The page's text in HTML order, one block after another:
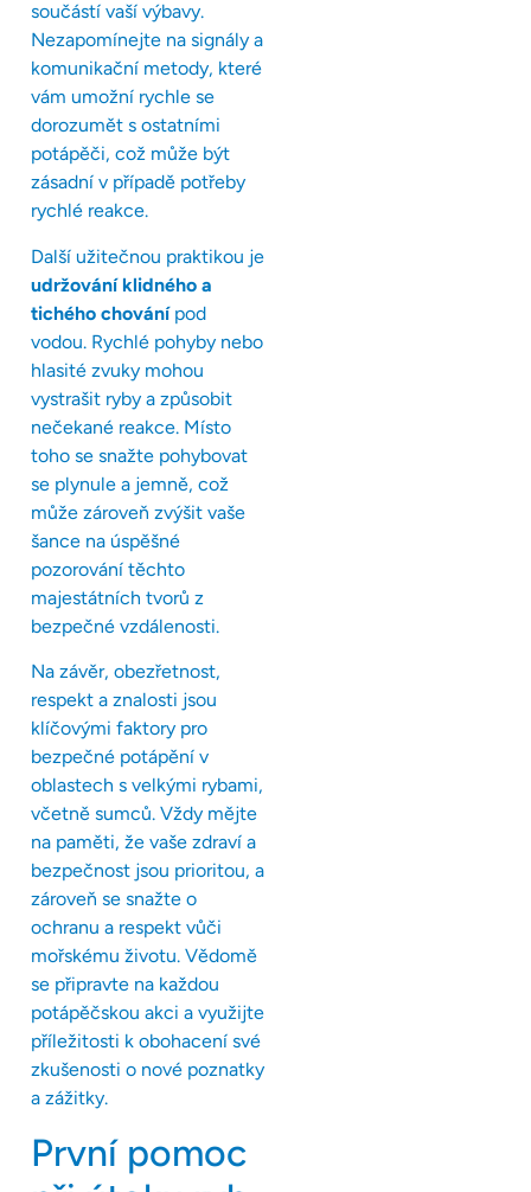
součástí vaší výbavy.
Nezapomínejte na signály a
komunikační metody, které
vám umožní rychle se
dorozumět s ostatními
potápěči, což může být
zásadní v případě potřeby
rychlé reakce.
Další užitečnou praktikou je
udržování klidného a
tichého chovánípod
vodou. Rychlé pohyby nebo
hlasité zvuky mohou
vystrašit ryby a způsobit
nečekané reakce. Místo
toho se snažte pohybovat
se plynule a jemně, což
může zároveň zvýšit vaše
šance na úspěšné
pozorování těchto
majestátních tvorů z
bezpečné vzdálenosti.
Na závěr, obezřetnost,
respekt a znalosti jsou
klíčovými faktory pro
bezpečné potápění v
oblastech s velkými rybami,
včetně sumců. Vždy mějte
na paměti, že vaše zdraví a
bezpečnost jsou prioritou, a
zároveň se snažte o
ochranu a respekt vůči
mořskému životu. Vědomě
se připravte na každou
potápěčskou akci a využijte
příležitosti k obohacení své
zkušenosti o nové poznatky
a zážitky.
První pomoc